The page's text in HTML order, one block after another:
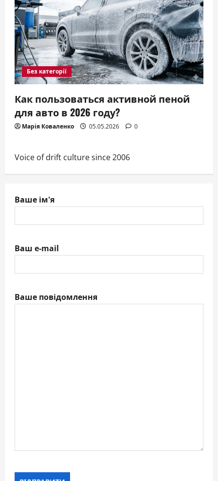
Без категорії
Как пользоваться активной пеной
для авто в 2026 году?
Марія Коваленко 05.05.2026 0
Voice of drift culture since 2006
Ваше ім'я
Ваш e-mail
Ваше повідомлення